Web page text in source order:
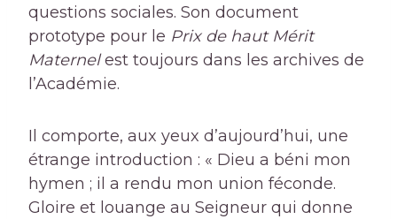
questions sociales. Son document
prototype pour le Prix ​​de haut Mérit
Maternelest toujours dans les archives de
l’Académie.
Il comporte, aux yeux d’aujourd’hui, une
étrange introduction : « Dieu a béni mon
hymen ; il a rendu mon union féconde.
Gloire et louange au Seigneur qui donne